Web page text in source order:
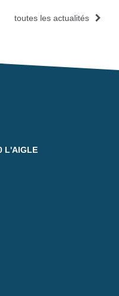
toutes les actualités
L'AIGLE